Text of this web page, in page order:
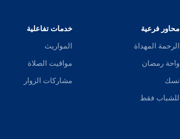
محاور فرعية
الرحمة المهداة
واحة رمضان
نسك
للشباب فقط
خدمات تفاعلية
المواريث
مواقيت الصلاة
مشاركات الزوار